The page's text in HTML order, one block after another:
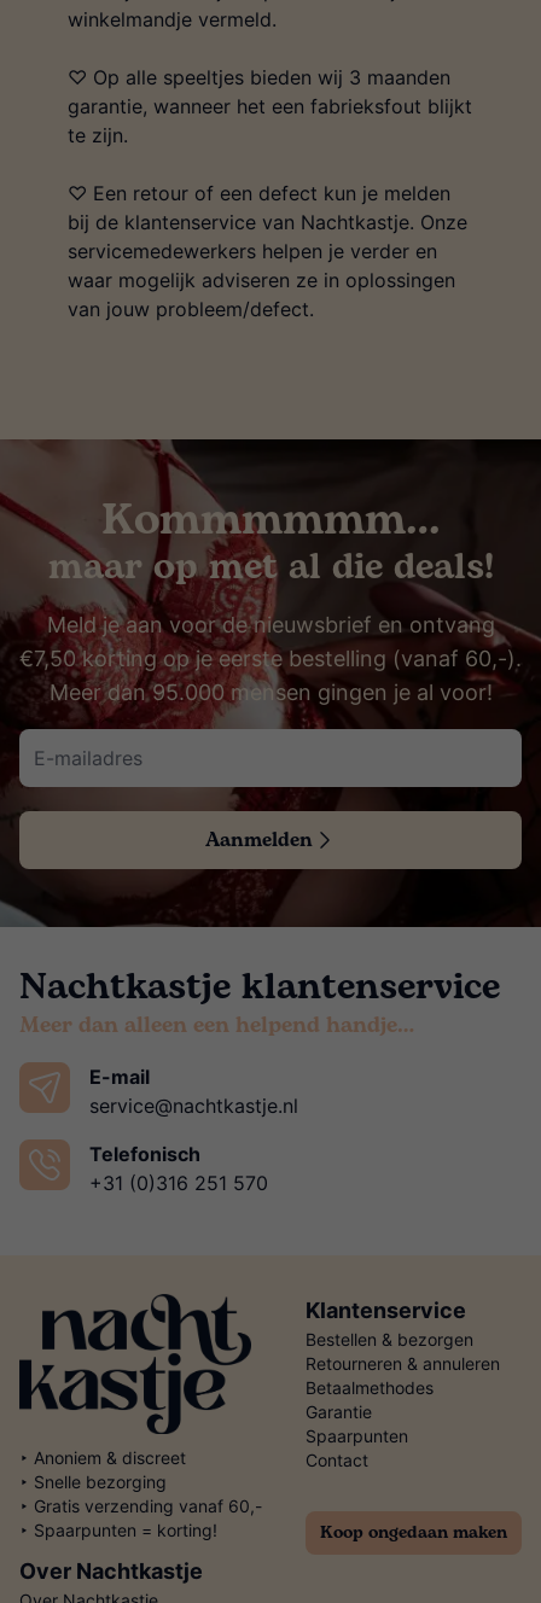
winkelmandje vermeld.
♡ Op alle speeltjes bieden wij 3 maanden
garantie, wanneer het een fabrieksfout blijkt
te zijn.
♡ Een retour of een defect kun je melden
bij de klantenservice van Nachtkastje. Onze
servicemedewerkers helpen je verder en
waar mogelijk adviseren ze in oplossingen
van jouw probleem/defect.
Kommmmmm…
maar op met al die deals!
Meld je aan voor de nieuwsbrief en ontvang
€7,50 korting op je eerste bestelling (vanaf 60,-).
Meer dan 95.000 mensen gingen je al voor!
Aanmelden
Nachtkastje klantenservice
Meer dan alleen een helpend handje…
E-mail
service@nachtkastje.nl
Telefonisch
+31 (0)316 251 570
‣ Anoniem & discreet
‣ Snelle bezorging
‣ Gratis verzending vanaf 60,-
‣ Spaarpunten = korting!
Klantenservice
Bestellen & bezorgen
Retourneren & annuleren
Betaalmethodes
Garantie
Spaarpunten
Contact
Koop ongedaan maken
Over Nachtkastje